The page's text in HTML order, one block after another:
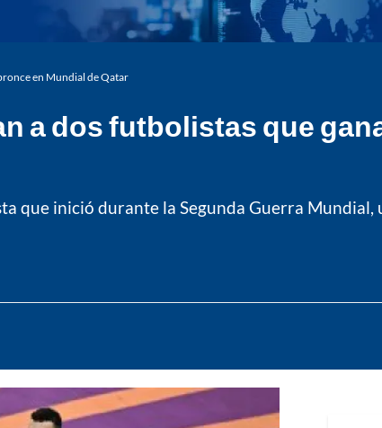
en Mundial de Qatar
a dos futbolistas que
que inició durante la Segunda Guerra Mundial,